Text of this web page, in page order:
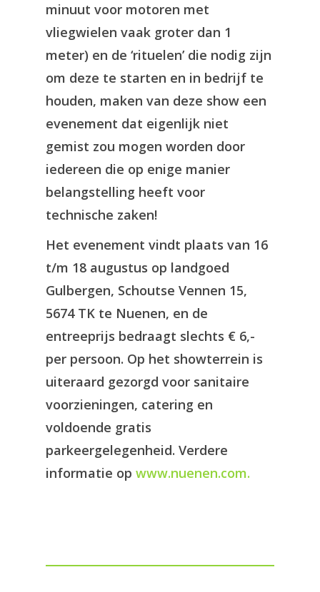
minuut voor motoren met
vliegwielen vaak groter dan 1
meter) en de ‘rituelen’ die nodig zijn
om deze te starten en in bedrijf te
houden, maken van deze show een
evenement dat eigenlijk niet
gemist zou mogen worden door
iedereen die op enige manier
belangstelling heeft voor
technische zaken!
Het evenement vindt plaats van 16
t/m 18 augustus op landgoed
Gulbergen, Schoutse Vennen 15,
5674 TK te Nuenen, en de
entreeprijs bedraagt slechts € 6,-
per persoon. Op het showterrein is
uiteraard gezorgd voor sanitaire
voorzieningen, catering en
voldoende gratis
parkeergelegenheid. Verdere
informatie op www.nuenen.com.